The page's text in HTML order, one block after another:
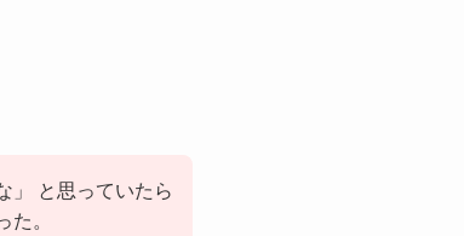
」 と思っていたら
。